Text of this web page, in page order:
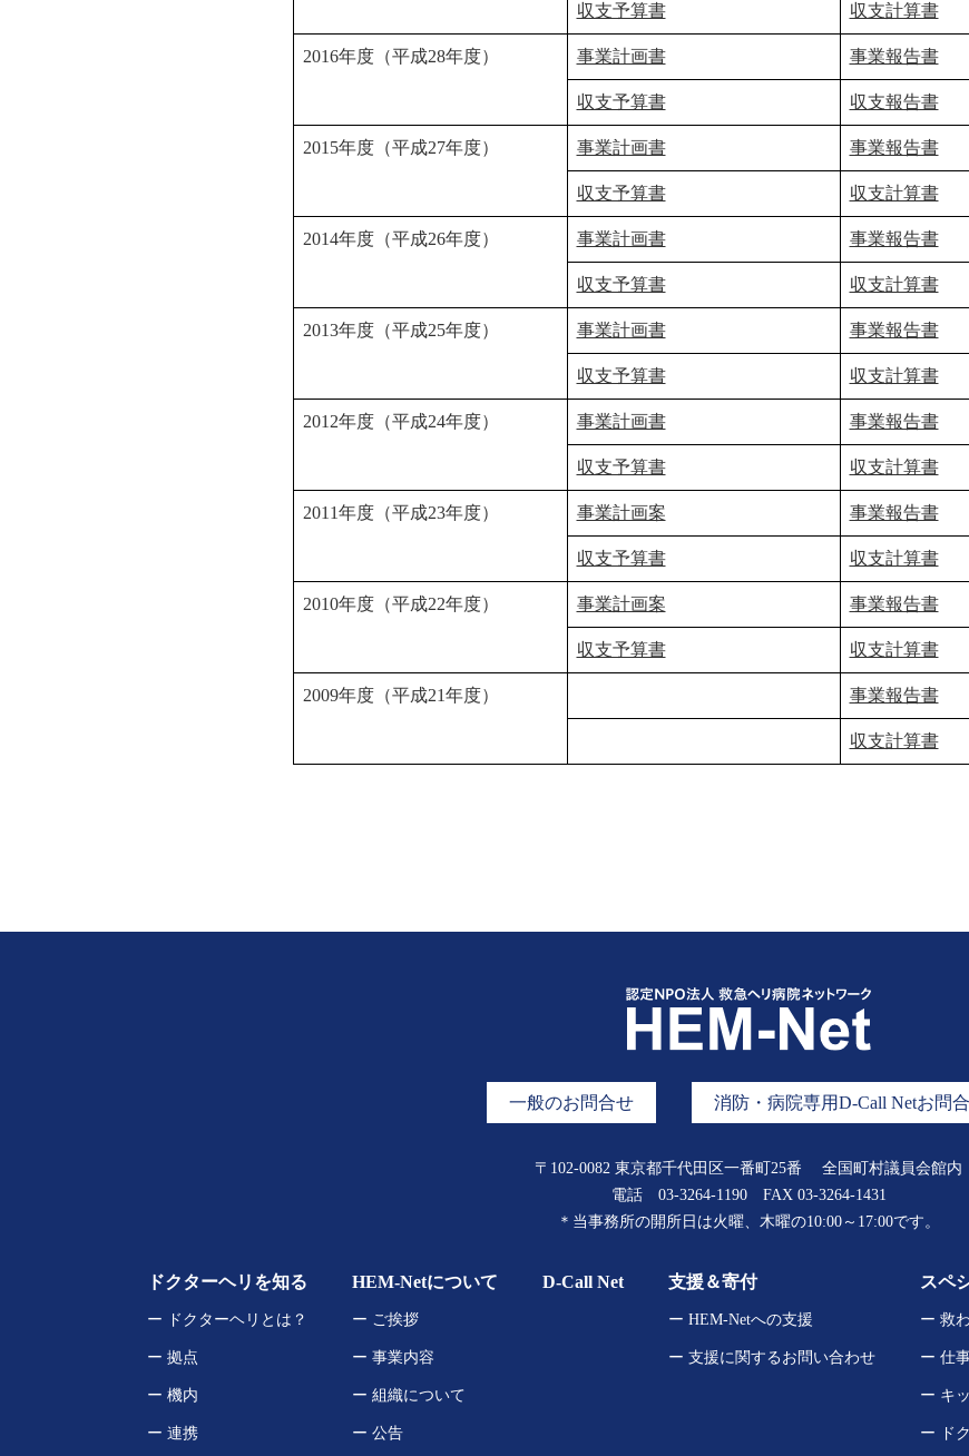
収支予算書 収支計算書
2016年度（平成28年度） 事業計画書 事業報告書
収支予算書 収支報告書
2015年度（平成27年度） 事業計画書 事業報告書
収支予算書 収支計算書
2014年度（平成26年度） 事業計画書 事業報告書
収支予算書 収支計算書
2013年度（平成25年度） 事業計画書 事業報告書
収支予算書 収支計算書
2012年度（平成24年度） 事業計画書 事業報告書
収支予算書 収支計算書
2011年度（平成23年度） 事業計画案 事業報告書
収支予算書 収支計算書
2010年度（平成22年度） 事業計画案 事業報告書
収支予算書 収支計算書
2009年度（平成21年度） 事業報告書
収支計算書
一般のお問合せ 消防・病院専用D-Call Netお問
〒102-0082 東京都千代田区一番町25番
全国町村議員会館内
電話 03-3264-1190
FAX 03-3264-1431
＊当事務所の開所日は火曜、木曜の10:00～17:00です。
ドクターヘリを知る
ー ドクターヘリとは？
ー 拠点
ー 機内
ー 連携
HEM-Netについて
ー ご挨拶
ー 事業内容
ー 組織について
ー 公告
D-Call Net 支援＆寄付
ー HEM-Netへの支援
ー 支援に関するお問い合わせ
スペ
ー 救
ー 仕
ー キ
ー ド